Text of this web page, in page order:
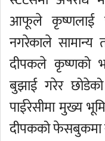
आफूले कृष्णलाई
नगरेकाले सामान्य
दीपकले कृष्णको
बुझाई गरेर
पाईरेसीमा मुख्य
दीपकको फेसबुकमा